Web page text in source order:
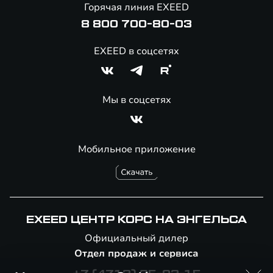
Мобильное приложение
Горячая линия EXEED
8 800 700-80-03
EXEED в соцсетях
Мы в соцсетях
EXEED ЦЕНТР КОРС НА ЭНГЕЛЬСА
Официальный дилер
Отдел продаж и сервиса